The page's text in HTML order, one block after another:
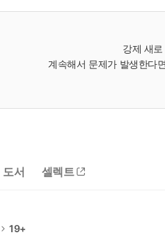
강제 새
계속해서 문제가 발생한다
도서 셀렉트
19+